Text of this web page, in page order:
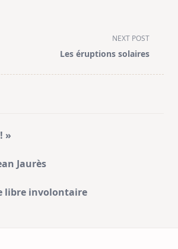
NEXT POST
Les éruptions solaires
»
Jaurès
libre involontaire